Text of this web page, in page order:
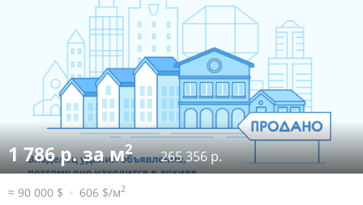
1 786 р. за м2 265 356 р.
≈ 90 000 $ 606 $/м2